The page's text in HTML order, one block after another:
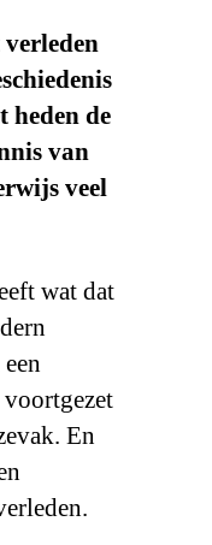
heden de
van
veel
wat dat
En